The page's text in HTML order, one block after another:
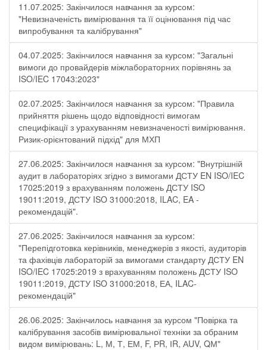
11.07.2025: Закінчилося навчання за курсом:
"Невизначеність вимірювання та її оцінювання під час
випробування та калібрування"
04.07.2025: Закінчилося навчання за курсом: "Загальні
вимоги до провайдерів міжлабораторних порівнянь за
ISO/IEC 17043:2023"
02.07.2025: Закінчилося навчання за курсом: "Правила
прийняття рішень щодо відповідності вимогам
специфікації з урахуванням невизначеності вимірювання.
Ризик-орієнтований підхід" для МХП
27.06.2025: Закінчилося навчання за курсом: "Внутрішній
аудит в лабораторіях згідно з вимогами ДСТУ EN ISO/IEC
17025:2019 з врахуванням положень ДСТУ ISO
19011:2019, ДСТУ ISO 31000:2018, ILAC, EA -
рекомендацій".
27.06.2025: Закінчилося навчання за курсом:
"Перепідготовка керівників, менеджерів з якості, аудиторів
та фахівців лабораторій за вимогами стандарту ДСТУ EN
ISO/IEC 17025:2019 з врахуванням положень ДСТУ ISO
19011:2019, ДСТУ ISO 31000:2018, ЕА, ILAC-
рекомендацій"
26.06.2025: Закінчилось навчання за курсом "Повірка та
калібрування засобів вимірювальної техніки за обраним
видом вимірювань: L, М, Т, ЕМ, F, РR, ІR, АUV, QМ"